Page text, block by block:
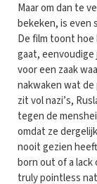
Maar om dan te
bekeken, is even
De film toont hoe
gaat,
voor een zaak
nakwaken wat
zit vol nazi’s,
tegen de
omdat ze
nooit gezien
born out of a
truly pointless